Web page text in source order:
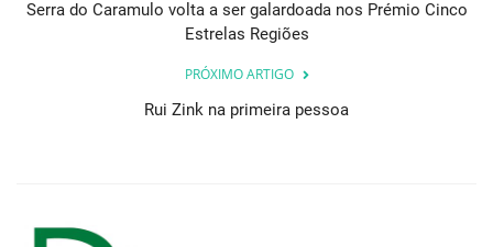
Serra do Caramulo volta a ser galardoada nos Prémio Cinco
Estrelas Regiões
PRÓXIMO ARTIGO
Rui Zink na primeira pessoa